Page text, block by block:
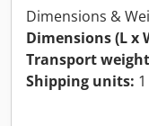
Dimensions &
Dimensions (L x
Transport
Shipping units: